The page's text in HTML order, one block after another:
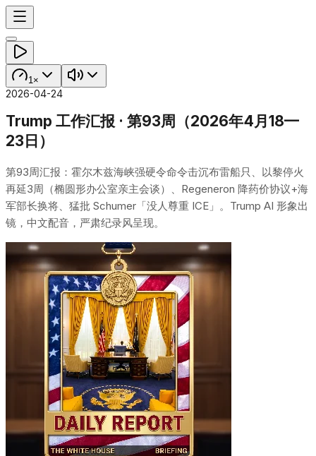
1×
2026-04-24
Trump 工作汇报 · 第93周（2026年4月18—
23日）
第93周汇报：霍尔木兹海峡强硬令命令击沉布雷船只、以黎停火
再延3周（椭圆形办公室亲主会谈）、Regeneron 降药价协议+海
军部长换将、猛批 Schumer「没人尊重 ICE」。Trump AI 形象出
镜，中文配音，严肃纪录风呈现。